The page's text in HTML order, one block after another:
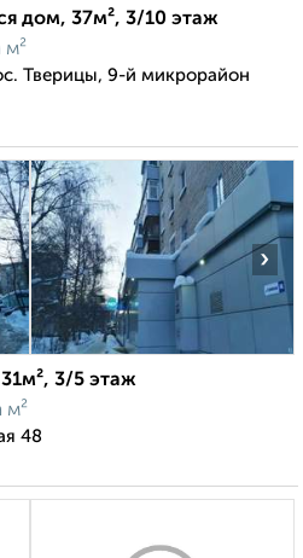
дом, 37м², 3/10 этаж
м²
Тверицы, 9-й микрорайон
›
3/5 этаж
м²
48